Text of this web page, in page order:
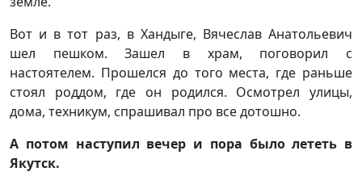
Вот и в тот раз, в Хандыге, Вячеслав Анатольевич
шел пешком. Зашел в храм, поговорил с
настоятелем. Прошелся до того места, где раньше
стоял роддом, где он родился. Осмотрел улицы,
дома, техникум, спрашивал про все дотошно.
А потом наступил вечер и пора было лететь в
Якутск.